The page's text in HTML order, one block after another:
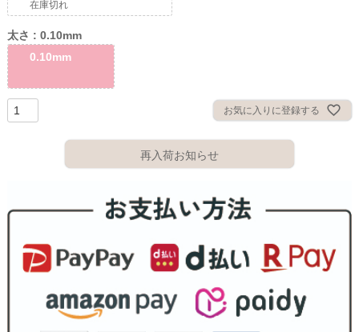
在庫切れ
太さ
0.10mm
0.10mm
お気に入りに登録する
再入荷お知らせ